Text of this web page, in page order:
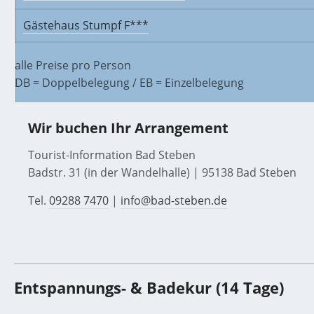
Gästehaus Stumpf F***
alle Preise pro Person
DB = Doppelbelegung / EB = Einzelbelegung
Wir buchen Ihr Arrangement
Tourist-Information Bad Steben
Badstr. 31 (in der Wandelhalle) | 95138 Bad Steben
Tel. 09288 7470 | info@bad-steben.de
Entspannungs- & Badekur (14 Tage)